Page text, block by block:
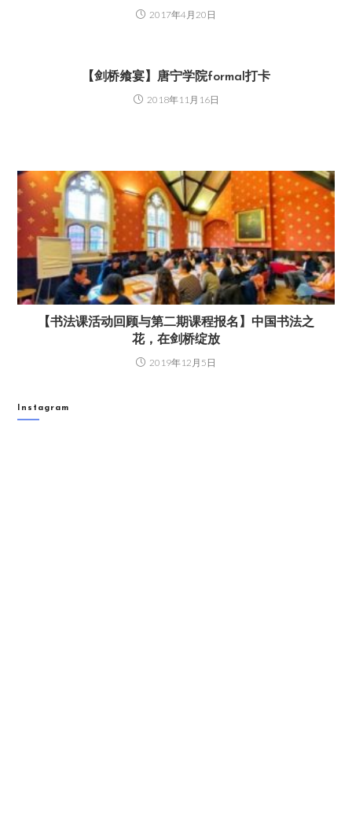
2017年4月20日
【剑桥飨宴】唐宁学院formal打卡
2018年11月16日
【书法课活动回顾与第二期课程报名】中国书法之
花，在剑桥绽放
2019年12月5日
Instagram